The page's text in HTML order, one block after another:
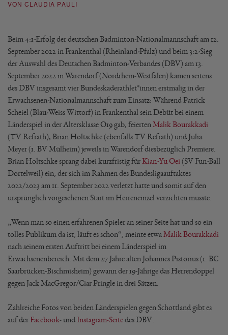
VON CLAUDIA PAULI
Beim 4:1-Erfolg der deutschen Badminton-Nationalmannschaft am 12.
September 2022 in Frankenthal (Rheinland-Pfalz) und beim 3:2-Sieg
der Auswahl des Deutschen Badminton-Verbandes (DBV) am 13.
September 2022 in Warendorf (Nordrhein-Westfalen) kamen seitens
des DBV insgesamt vier Bundeskaderathlet*innen erstmalig in der
Erwachsenen-Nationalmannschaft zum Einsatz: Während Patrick
Scheiel (Blau-Weiss Wittorf) in Frankenthal sein Debüt bei einem
Länderspiel in der Altersklasse O19 gab, feierten Malik Bourakkadi
(TV Refrath), Brian Holtschke (ebenfalls TV Refrath) und Julia
Meyer (1. BV Mülheim) jeweils in Warendorf diesbezüglich Premiere.
Brian Holtschke sprang dabei kurzfristig fürKian-Yu Oei (SV Fun-Ball
Dortelweil) ein, der sich im Rahmen des Bundesligaauftaktes
2022/2023 am 11. September 2022 verletzt hatte und somit auf den
ursprünglich vorgesehenen Start im Herreneinzel verzichten musste.
„Wenn man so einen erfahrenen Spieler an seiner Seite hat und so ein
tolles Publikum da ist, läuft es schon“, meinte etwa Malik Bourakkadi
nach seinem ersten Auftritt bei einem Länderspiel im
Erwachsenenbereich. Mit dem 27 Jahre alten Johannes Pistorius (1. BC
Saarbrücken-Bischmisheim) gewann der 19-Jährige das Herrendoppel
gegen Jack MacGregor/Ciar Pringle in drei Sätzen.
Zahlreiche Fotos von beiden Länderspielen gegen Schottland gibt es
auf der Facebook- und Instagram-Seitedes DBV.